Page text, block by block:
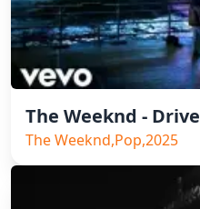
The Weeknd - Drive
The Weeknd,Pop,2025